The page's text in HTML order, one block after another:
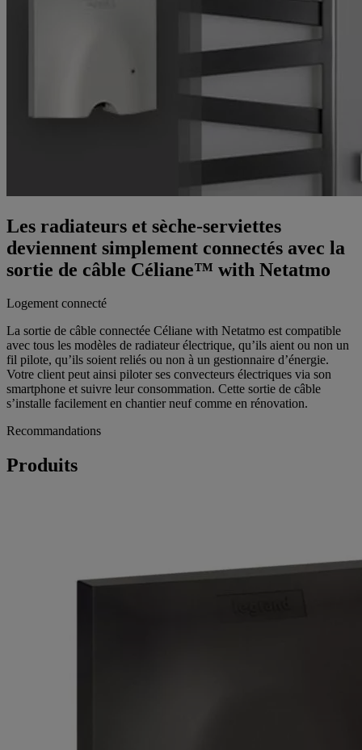
Les radiateurs et sèche-serviettes
deviennent simplement connectés avec la
sortie de câble Céliane™ with Netatmo
Logement connecté
La sortie de câble connectée Céliane with Netatmo est compatible
avec tous les modèles de radiateur électrique, qu’ils aient ou non un
fil pilote, qu’ils soient reliés ou non à un gestionnaire d’énergie.
Votre client peut ainsi piloter ses convecteurs électriques via son
smartphone et suivre leur consommation. Cette sortie de câble
s’installe facilement en chantier neuf comme en rénovation.
Recommandations
Produits